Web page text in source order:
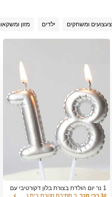
צעצועים ומשחקים ילדים מזון
1 נר יום הולדת בצורת בלון דקורטיבי עם
עיטור פרחוני בצבע כסף, נר יום הולדת ע
3# רבי מכר
ב מסיבת חנוכת בית נרות עוגה